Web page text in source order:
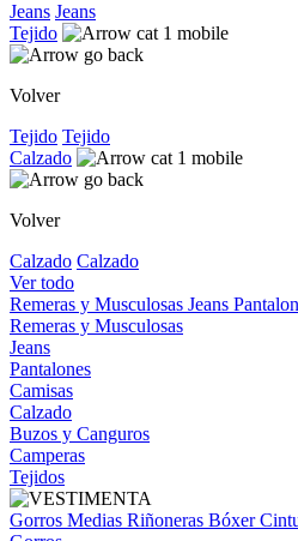
Jeans Jeans
Tejido
Volver
Tejido Tejido
Calzado
Volver
Calzado Calzado
Ver todo
Remeras y Musculosas Jeans
Remeras y Musculosas
Jeans
Pantalones
Camisas
Calzado
Buzos y Canguros
Camperas
Tejidos
Gorros Medias Riñoneras Bóxer